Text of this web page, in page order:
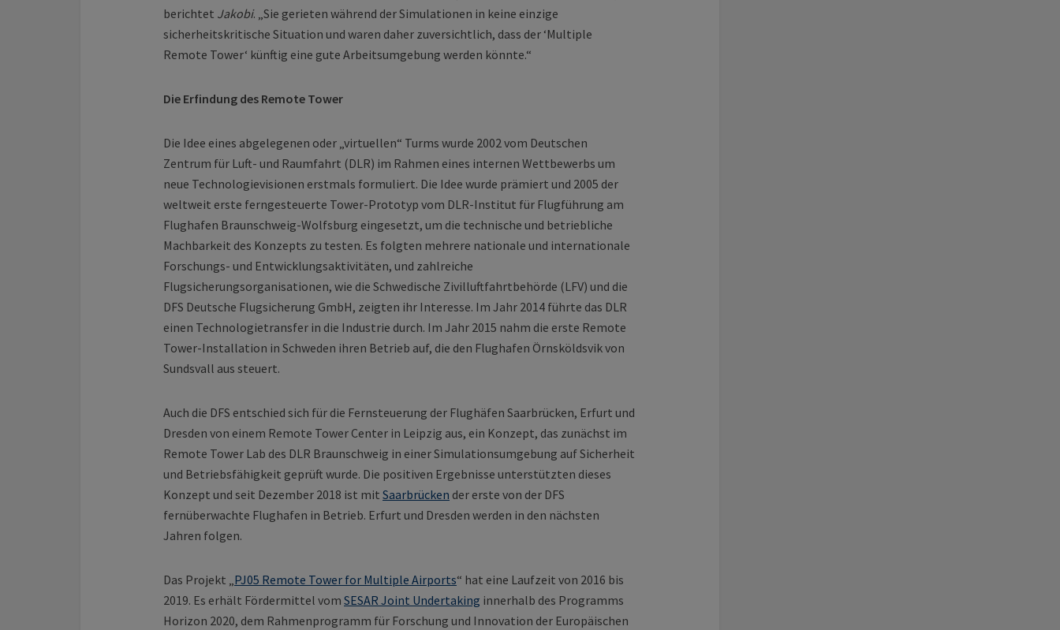
berichtet Jakobi. „Sie gerieten während der Simulationen in keine einzige
sicherheitskritische Situation und waren daher zuversichtlich, dass der ‘Multiple
Remote Tower‘ künftig eine gute Arbeitsumgebung werden könnte.“
Die Erfindung des Remote Tower
Die Idee eines abgelegenen oder „virtuellen“ Turms wurde 2002 vom Deutschen
Zentrum für Luft- und Raumfahrt (DLR) im Rahmen eines internen Wettbewerbs um
neue Technologievisionen erstmals formuliert. Die Idee wurde prämiert und 2005 der
weltweit erste ferngesteuerte Tower-Prototyp vom DLR-Institut für Flugführung am
Flughafen Braunschweig-Wolfsburg eingesetzt, um die technische und betriebliche
Machbarkeit des Konzepts zu testen. Es folgten mehrere nationale und internationale
Forschungs- und Entwicklungsaktivitäten, und zahlreiche
Flugsicherungsorganisationen, wie die Schwedische Zivilluftfahrtbehörde (LFV) und die
DFS Deutsche Flugsicherung GmbH, zeigten ihr Interesse. Im Jahr 2014 führte das DLR
einen Technologietransfer in die Industrie durch. Im Jahr 2015 nahm die erste Remote
Tower-Installation in Schweden ihren Betrieb auf, die den Flughafen Örnsköldsvik von
Sundsvall aus steuert.
Auch die DFS entschied sich für die Fernsteuerung der Flughäfen Saarbrücken, Erfurt und
Dresden von einem Remote Tower Center in Leipzig aus, ein Konzept, das zunächst im
Remote Tower Lab des DLR Braunschweig in einer Simulationsumgebung auf Sicherheit
und Betriebsfähigkeit geprüft wurde. Die positiven Ergebnisse unterstützten dieses
Konzept und seit Dezember 2018 ist mit Saarbrücken der erste von der DFS
fernüberwachte Flughafen in Betrieb. Erfurt und Dresden werden in den nächsten
Jahren folgen.
Das Projekt „PJ05 Remote Tower for Multiple Airports“ hat eine Laufzeit von 2016 bis
2019. Es erhält Fördermittel vom SESAR Joint Undertaking innerhalb des Programms
Horizon 2020, dem Rahmenprogramm für Forschung und Innovation der Europäischen